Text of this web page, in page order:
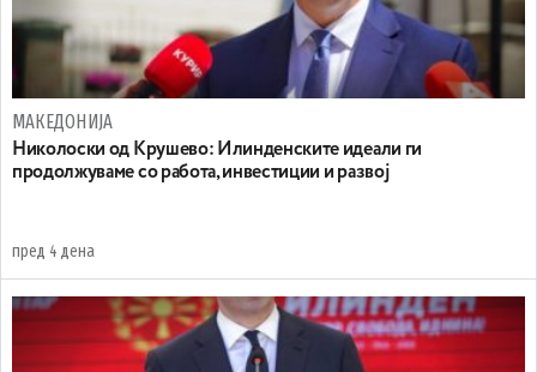
МАКЕДОНИЈА
Николоски од Крушево: Илинденските идеали ги
продолжуваме со работа, инвестиции и развој
пред 4 дена